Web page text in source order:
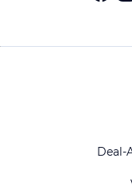
Deal-